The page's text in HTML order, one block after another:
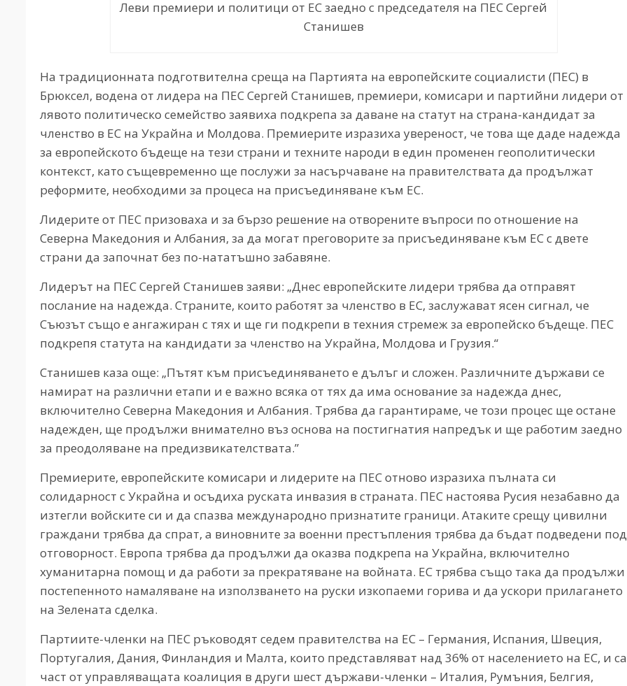
Леви премиери и политици от ЕС заедно с председателя на ПЕС Сергей
Станишев
На традиционната подготвителна среща на Партията на европейските социалисти (ПЕС) в
Брюксел, водена от лидера на ПЕС Сергей Станишев, премиери, комисари и партийни лидери от
лявото политическо семейство заявиха подкрепа за даване на статут на страна-кандидат за
членство в ЕС на Украйна и Молдова. Премиерите изразиха увереност, че това ще даде надежда
за европейското бъдеще на тези страни и техните народи в един променен геополитически
контекст, като същевременно ще послужи за насърчаване на правителствата да продължат
реформите, необходими за процеса на присъединяване към ЕС.
Лидерите от ПЕС призоваха и за бързо решение на отворените въпроси по отношение на
Северна Македония и Албания, за да могат преговорите за присъединяване към ЕС с двете
страни да започнат без по-нататъшно забавяне.
Лидерът на ПЕС Сергей Станишев заяви: „Днес европейските лидери трябва да отправят
послание на надежда. Страните, които работят за членство в ЕС, заслужават ясен сигнал, че
Съюзът също е ангажиран с тях и ще ги подкрепи в техния стремеж за европейско бъдеще. ПЕС
подкрепя статута на кандидати за членство на Украйна, Молдова и Грузия.“
Станишев каза още: „Пътят към присъединяването е дълъг и сложен. Различните държави се
намират на различни етапи и е важно всяка от тях да има основание за надежда днес,
включително Северна Македония и Албания. Трябва да гарантираме, че този процес ще остане
надежден, ще продължи внимателно въз основа на постигнатия напредък и ще работим заедно
за преодоляване на предизвикателствата.”
Премиерите, европейските комисари и лидерите на ПЕС отново изразиха пълната си
солидарност с Украйна и осъдиха руската инвазия в страната. ПЕС настоява Русия незабавно да
изтегли войските си и да спазва международно признатите граници. Атаките срещу цивилни
граждани трябва да спрат, а виновните за военни престъпления трябва да бъдат подведени под
отговорност. Европа трябва да продължи да оказва подкрепа на Украйна, включително
хуманитарна помощ и да работи за прекратяване на войната. ЕС трябва също така да продължи
постепенното намаляване на използването на руски изкопаеми горива и да ускори прилагането
на Зелената сделка.
Партиите-членки на ПЕС ръководят седем правителства на ЕС – Германия, Испания, Швеция,
Португалия, Дания, Финландия и Малта, които представляват над 36% от населението на ЕС, и са
част от управляващата коалиция в други шест държави-членки – Италия, Румъния, Белгия,